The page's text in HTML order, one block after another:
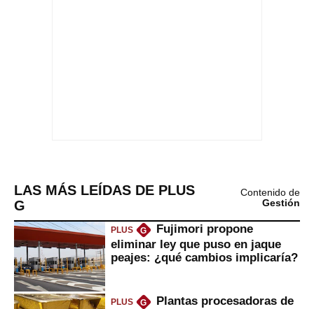
LAS MÁS LEÍDAS DE PLUS
G
Contenido de
Gestión
PLUS G
Fujimori propone
eliminar ley que puso en jaque
peajes: ¿qué cambios implicaría?
PLUS G
Plantas procesadoras de